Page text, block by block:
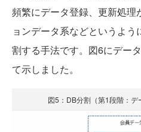
頻繁にデータ登録、更新処理
ョンデータ系などというよ
割する手法です。図6にデー
て示しました。
図5：DB分割（第1段階：デ